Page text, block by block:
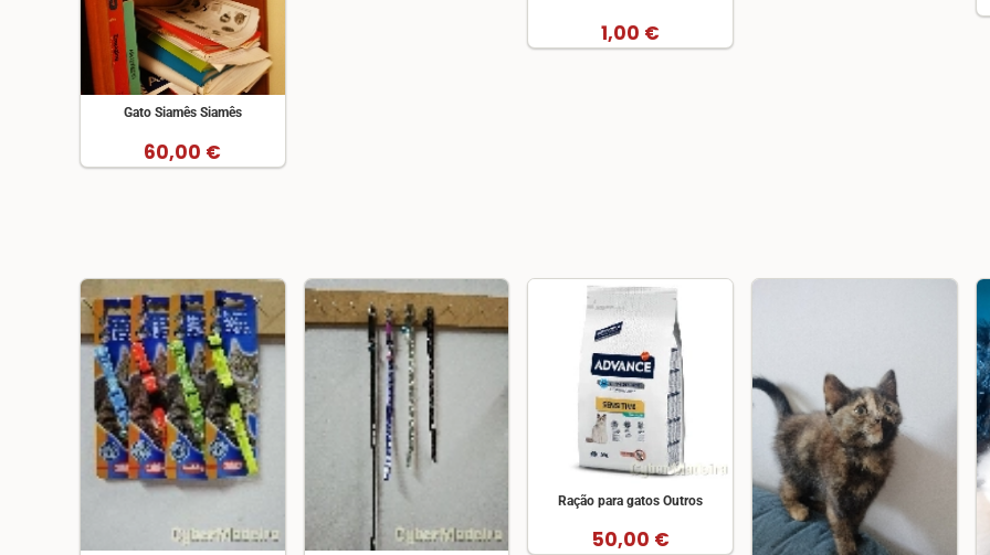
Gato Siamês Siamês
60,00 €
1,00 €
Ração para gatos Outros
50,00 €